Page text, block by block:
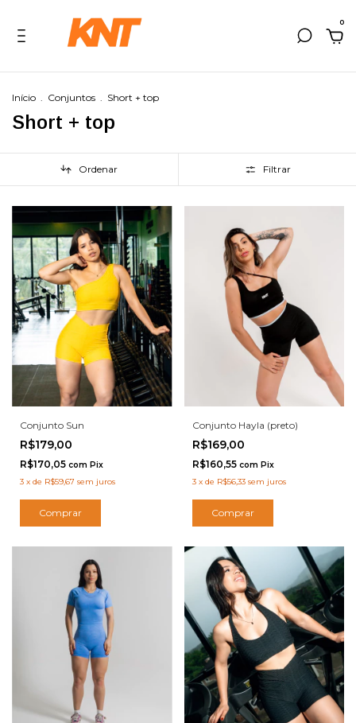
0
Início . Conjuntos . Short + top
Short + top
Ordenar Filtrar
Conjunto Sun
R$179,00
R$170,05 com Pix
3 x de R$59,67 sem juros
Comprar
Conjunto Hayla (preto)
R$169,00
R$160,55 com Pix
3 x de R$56,33 sem juros
Comprar